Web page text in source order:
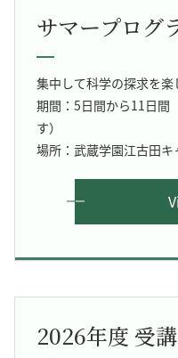
サマープログ
集中して科学の探求を
期間：5日間から11日間
す）
場所：武蔵学園江古田
2026年度 受